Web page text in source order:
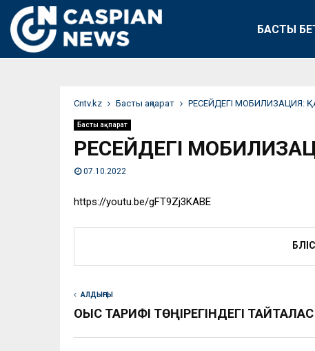
БАСТЫ
Сntv.kz Басты ақпарат РЕСЕЙДЕГІ МОБИЛИЗАЦИЯ:
Басты ақпарат
РЕСЕЙДЕГІ
07.10.2022
https://youtu.be/gFT9Zj3KABE
АЛДЫҢҒЫ
ҚОҚЫС ТАРИФІ ТӨҢІРЕГІНДЕГІ ТАЙТАЛАС